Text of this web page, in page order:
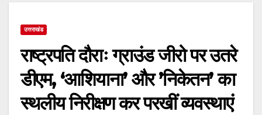
उत्तराखंड
राष्ट्रपति दौराः ग्राउंड जीरो पर उतरे
डीएम, ‘आशियाना’ और ’निकेतन’ का
स्थलीय निरीक्षण कर परखीं व्यवस्थाएं